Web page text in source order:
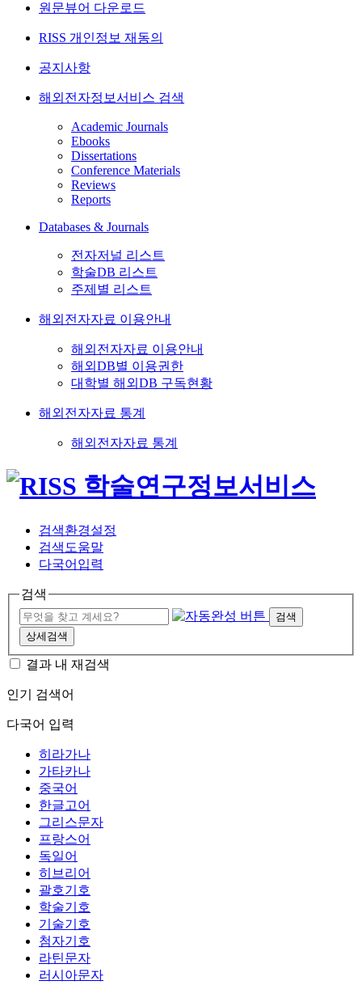
원문뷰어 다운로드
RISS 개인정보 재동의
공지사항
해외전자정보서비스 검색
Academic Journals
Ebooks
Dissertations
Conference Materials
Reviews
Reports
Databases & Journals
전자저널 리스트
학술DB 리스트
주제별 리스트
해외전자자료 이용안내
해외전자자료 이용안내
해외DB별 이용권한
대학별 해외DB 구독현황
해외전자자료 통계
해외전자자료 통계
검색환경설정
검색도움말
다국어입력
검색
검색
상세검색
결과 내 재검색
인기 검색어
다국어 입력
히라가나
가타카나
중국어
한글고어
그리스문자
프랑스어
독일어
히브리어
괄호기호
학술기호
기술기호
첨자기호
라틴문자
러시아문자